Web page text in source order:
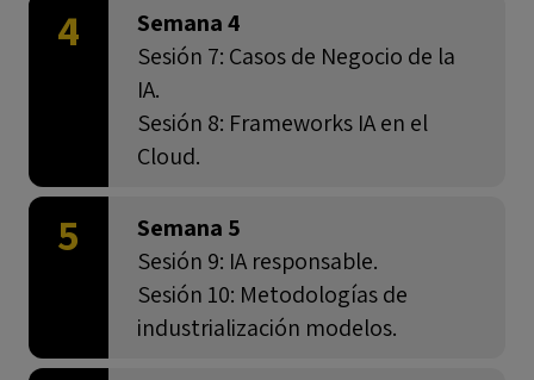
4
Semana 4
Sesión 7: Casos de Negocio de la
IA.
Sesión 8: Frameworks IA en el
Cloud.
5
Semana 5
Sesión 9: IA responsable.
Sesión 10: Metodologías de
industrialización modelos.